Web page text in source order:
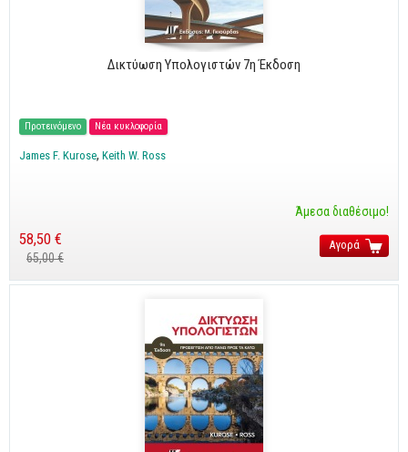
Δικτύωση Υπολογιστών 7η Έκδοση
Προτεινόμενο Νέα κυκλοφορία
James F. Kurose Keith W. Ross
Άμεσα διαθέσιμο!
58,50 €
65,00 €
Αγορά